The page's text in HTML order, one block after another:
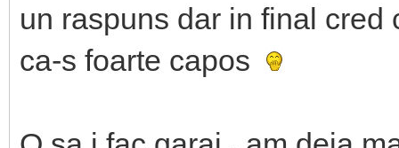
un raspuns dar in final cred
ca-s foarte capos